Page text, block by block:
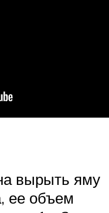
вырыть яму
ее объем